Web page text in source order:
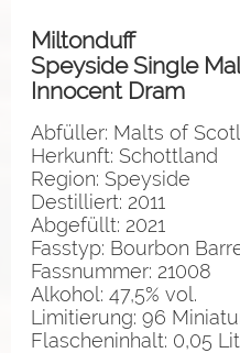
Miltonduff
Speyside Single
Innocent Dram
Abfüller: Malts of
Herkunft: Schottland
Region: Speyside
Destilliert: 2011
Abgefüllt: 2021
Fasstyp: Bourbon
Fassnummer: 21008
Alkohol: 47,5% vol.
Limitierung: 96
Flascheninhalt: 0,05